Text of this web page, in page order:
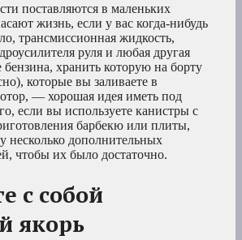
поставляются в маленьких
жизнь, если у вас когда-нибудь
трансмиссионная жидкость,
руля и любая другая
хранить которую на борту
которые вы заливаете в
— хорошая идея иметь под
если вы используете канистры с
барбекю или плиты,
несколько дополнительных
чтобы их было достаточно.
с собой
якорь